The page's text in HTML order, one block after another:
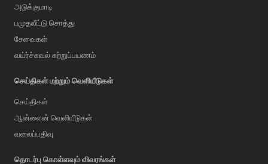
அடுக்குமாடி
பமுதலீட்டு சொத்து
சேவைகள்
வய்ர்ச்சுவல் சுற்றுப்பயணம்
செய்திகள் மற்றும் வெளியீடுகள்
செய்திகள்
ஆன்லைன் வெளியீடுகள்
வலைப்பதிவு
தொடர்பு கொள்ளவும் விவரங்கள்